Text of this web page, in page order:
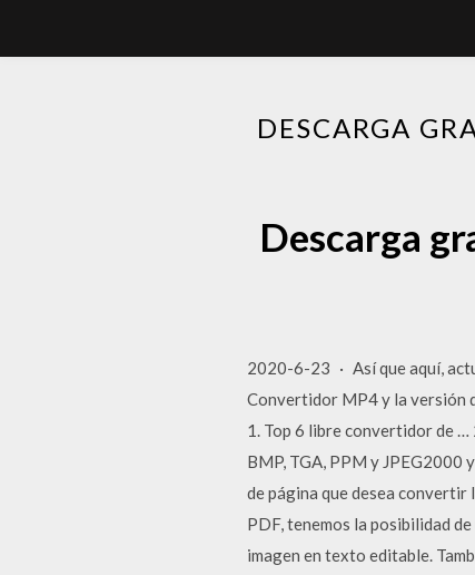
DESCARGA
Descarga
2020-6-23 · Así que aquí,
Convertidor MP4 y la versión
1. Top 6 libre convertidor de
BMP, TGA, PPM y JPEG2000
de página que desea
PDF, tenemos la posibilidad
imagen en texto editable.